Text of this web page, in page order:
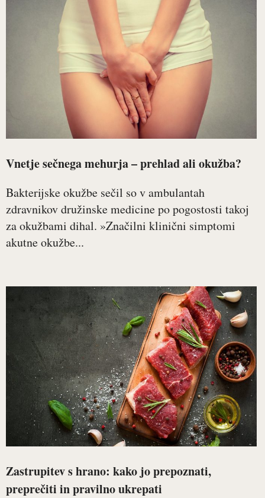
Vnetje sečnega mehurja – prehlad ali okužba?
Bakterijske okužbe sečil so v ambulantah
zdravnikov družinske medicine po pogostosti takoj
za okužbami dihal. »Značilni klinični simptomi
akutne okužbe...
Zastrupitev s hrano: kako jo prepoznati,
preprečiti in pravilno ukrepati